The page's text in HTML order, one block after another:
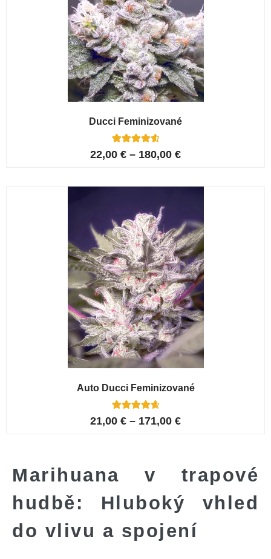
Ducci Feminizované
Hodnoceno
4.67
6
hodnocení
22,00 € – 180,00 €
Auto Ducci Feminizované
Hodnoceno
4.75
4
21,00 € – 171,00 €
Marihuana v trapové
hudbě: Hluboký vhled
do vlivu a spojení